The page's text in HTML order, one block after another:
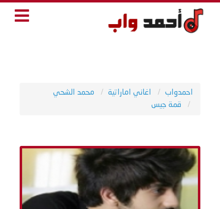
احمدواب اغاني اماراتية
محمد الشحي
قمة جيس